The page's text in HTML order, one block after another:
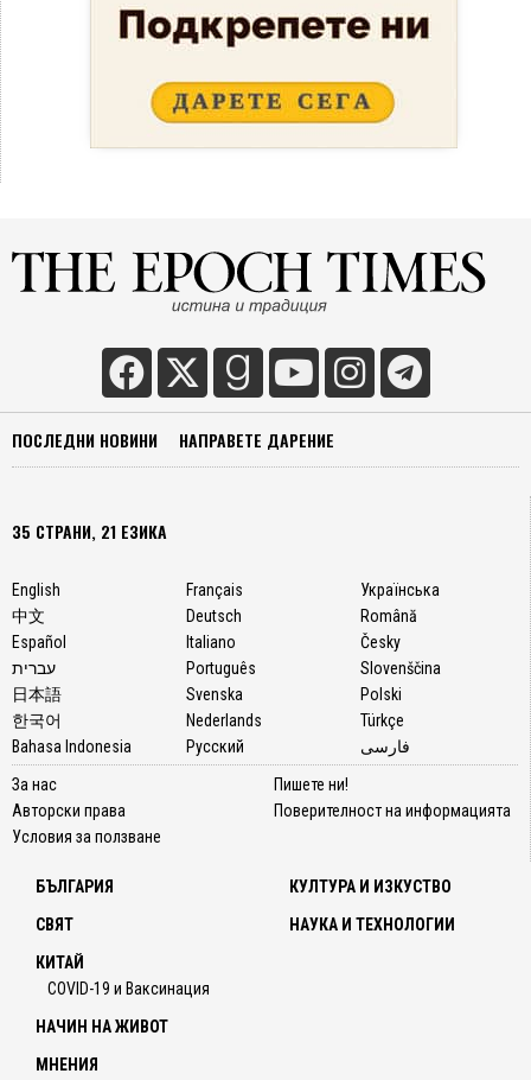
ПОСЛЕДНИ НОВИНИ НАПРАВЕТЕ ДАРЕНИЕ
35 СТРАНИ, 21 ЕЗИКА
English
中文
Español
עברית
日本語
한국어
Bahasa Indonesia
Français
Deutsch
Italiano
Português
Svenska
Nederlands
Русский
Українська
Română
Česky
Slovenščina
Polski
Türkçe
فارسی
За нас
Авторски права
Условия за ползване
Пишете ни!
Поверителност на информацията
БЪЛГАРИЯ
СВЯТ
КИТАЙ
COVID-19 и Ваксинация
КУЛТУРА И ИЗКУСТВО
НАУКА И ТЕХНОЛОГИИ
НАЧИН НА ЖИВОТ
МНЕНИЯ